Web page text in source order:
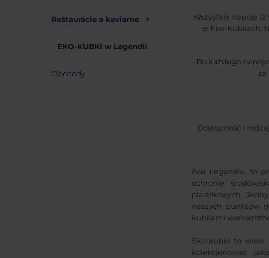
Reštaurácie a kaviarne
EKO-KUBKI w Legendii
Obchody
Wszystkie napoje
w Eko-Kubkach.
Do każdego
za
Dostępność i
Eco Legendia, to
ochronie
plastikowych.
naszych punktów
kubkami
Eko-kubki to wiele
kolekcjonować